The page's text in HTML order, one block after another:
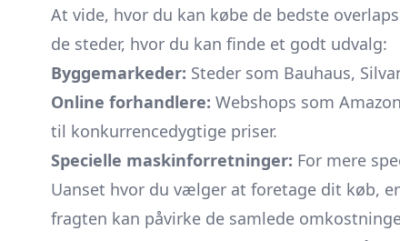
At vide, hvor du kan købe de bedste
de steder, hvor du kan finde et godt udvalg:
Byggemarkeder: Steder som Bauhaus,
Online forhandlere: Webshops som
til konkurrencedygtige priser.
Specielle maskinforretninger: For mere
Uanset hvor du vælger at foretage dit køb,
fragten kan påvirke de samlede